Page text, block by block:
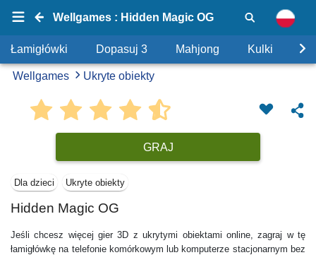
Wellgames : Hidden Magic OG
Łamigłówki Dopasuj 3 Mahjong Kulki
Wellgames Ukryte obiekty
GRAJ
Dla dzieci Ukryte obiekty
Hidden Magic OG
Jeśli chcesz więcej gier 3D z ukrytymi obiektami online, zagraj w tę
łamigłówkę na telefonie komórkowym lub komputerze stacjonarnym bez